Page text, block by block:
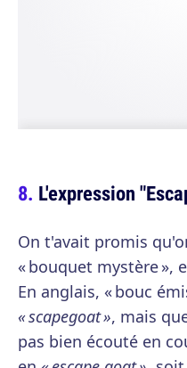
L'expression
On t'avait promis
« bouquet mystère »,
En anglais, « bouc
« scapegoat », mais
pas bien écouté en